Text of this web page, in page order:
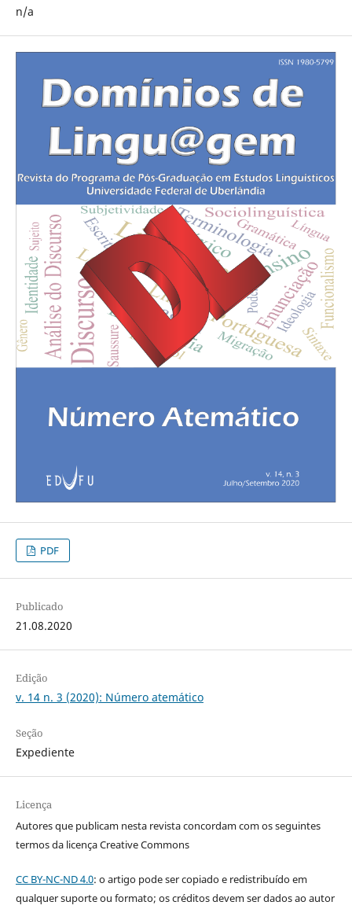
n/a
PDF
Publicado
21.08.2020
Edição
v. 14 n. 3 (2020): Número atemático
Seção
Expediente
Licença
Autores que publicam nesta revista concordam com os seguintes
termos da licença Creative Commons
CC BY-NC-ND 4.0: o artigo pode ser copiado e redistribuído em
qualquer suporte ou formato; os créditos devem ser dados ao autor